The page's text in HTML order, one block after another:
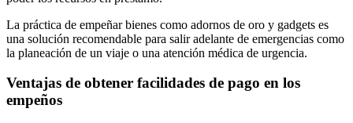
La práctica de empeñar bienes como adornos de oro y gadgets es
una solución recomendable para salir adelante de emergencias como
la planeación de un viaje o una atención médica de urgencia.
Ventajas de obtener facilidades de pago en los
empeños